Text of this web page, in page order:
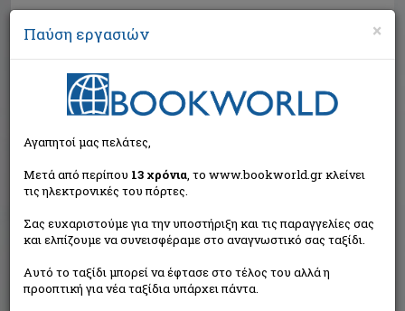
Αναζήτηση
Η τιμή μας:€11,97
Δεν υπάρχει δυνατότητα παραγγελίας
×
Παύση εργασιών
Αγαπητοί μας πελάτες,
Μετά από περίπου 13 χρόνια, το www.bookworld.gr κλείνει
τις ηλεκτρονικές του πόρτες.
Σας ευχαριστούμε για την υποστήριξη και τις παραγγελίες σας
και ελπίζουμε να συνεισφέραμε στο αναγνωστικό σας ταξίδι.
Αυτό το ταξίδι μπορεί να έφτασε στο τέλος του αλλά η
προοπτική για νέα ταξίδια υπάρχει πάντα.